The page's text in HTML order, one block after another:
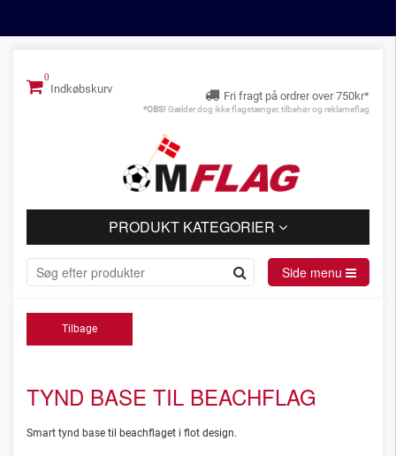
Indkøbskurv
Fri fragt på ordrer over 750kr*
*OBS! Gælder dog ikke flagstænger, tilbehør og reklameflag
PRODUKT KATEGORIER
Side menu
Tilbage
TYND BASE TIL BEACHFLAG
Smart tynd base til beachflaget i flot design.